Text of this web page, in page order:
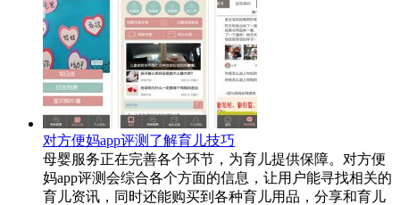
对方便妈app评测了解育儿技巧
母婴服务正在完善各个环节，为育儿提供保障。对方便
妈app评测会综合各个方面的信息，让用户能寻找相关的
育儿资讯，同时还能购买到各种育儿用品，分享和育儿